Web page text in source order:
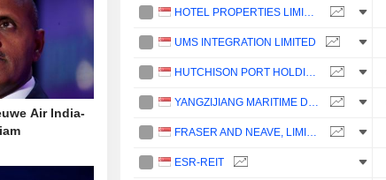
Air India-
HOTEL PROPERTIES LIMITED
UMS INTEGRATION LIMITED
HUTCHISON PORT HOLDINGS TRUST
YANGZIJIANG MARITIME DEVELOPMENT LTD.
FRASER AND NEAVE, LIMITED
ESR-REIT